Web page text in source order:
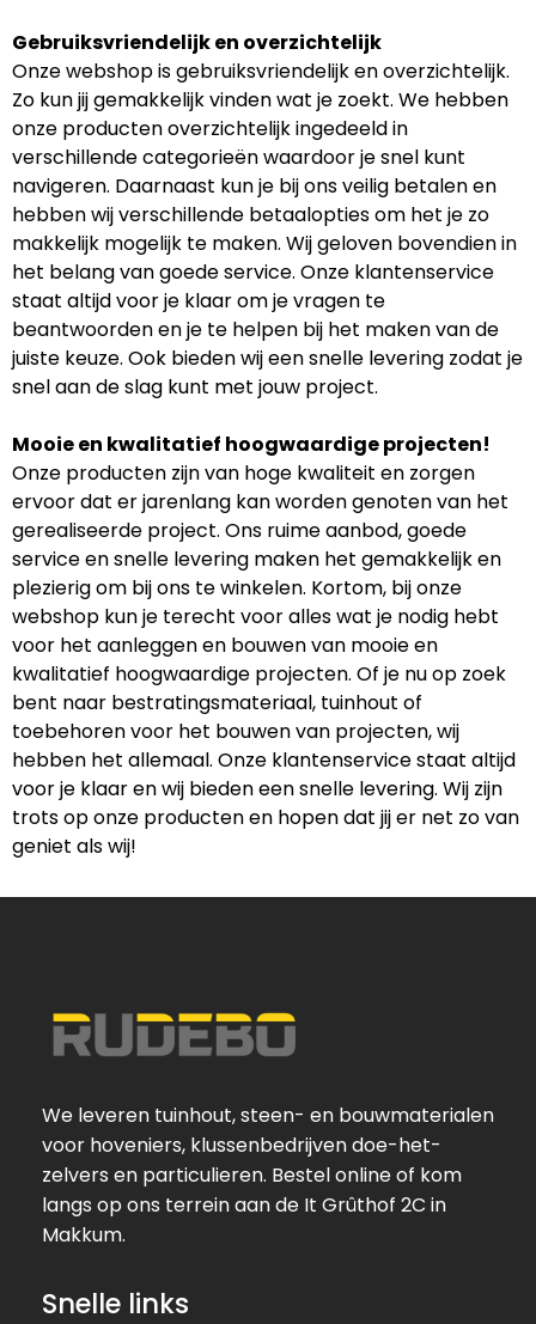
Gebruiksvriendelijk en overzichtelijk
Onze webshop is gebruiksvriendelijk en overzichtelijk.
Zo kun jij gemakkelijk vinden wat je zoekt. We hebben
onze producten overzichtelijk ingedeeld in
verschillende categorieën waardoor je snel kunt
navigeren. Daarnaast kun je bij ons veilig betalen en
hebben wij verschillende betaalopties om het je zo
makkelijk mogelijk te maken. Wij geloven bovendien in
het belang van goede service. Onze klantenservice
staat altijd voor je klaar om je vragen te
beantwoorden en je te helpen bij het maken van de
juiste keuze. Ook bieden wij een snelle levering zodat je
snel aan de slag kunt met jouw project.
Mooie en kwalitatief hoogwaardige projecten!
Onze producten zijn van hoge kwaliteit en zorgen
ervoor dat er jarenlang kan worden genoten van het
gerealiseerde project. Ons ruime aanbod, goede
service en snelle levering maken het gemakkelijk en
plezierig om bij ons te winkelen. Kortom, bij onze
webshop kun je terecht voor alles wat je nodig hebt
voor het aanleggen en bouwen van mooie en
kwalitatief hoogwaardige projecten. Of je nu op zoek
bent naar bestratingsmateriaal, tuinhout of
toebehoren voor het bouwen van projecten, wij
hebben het allemaal. Onze klantenservice staat altijd
voor je klaar en wij bieden een snelle levering. Wij zijn
trots op onze producten en hopen dat jij er net zo van
geniet als wij!
We leveren tuinhout, steen- en bouwmaterialen
voor hoveniers, klussenbedrijven doe-het-
zelvers en particulieren. Bestel online of kom
langs op ons terrein aan de It Grûthof 2C in
Makkum.
Snelle links